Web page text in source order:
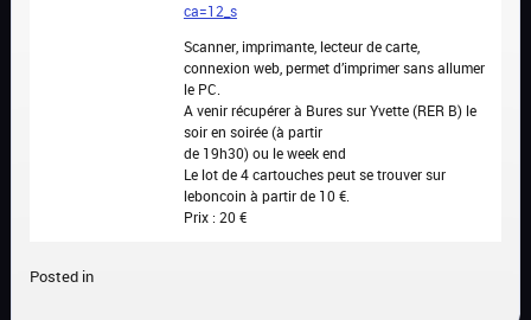
ca=12_s
Scanner, imprimante, lecteur de carte,
connexion web, permet d’imprimer sans allumer
le PC.
A venir récupérer à Bures sur Yvette (RER B) le
soir en soirée (à partir
de 19h30) ou le week end
Le lot de 4 cartouches peut se trouver sur
leboncoin à partir de 10 €.
Prix : 20 €
Posted in